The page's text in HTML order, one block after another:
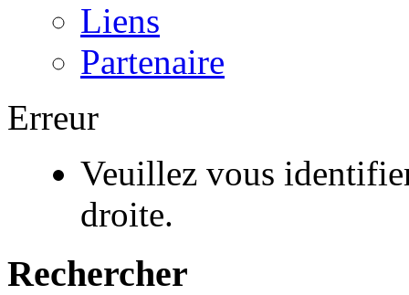
Liens
Partenaire
Erreur
Veuillez vous
droite.
Rechercher